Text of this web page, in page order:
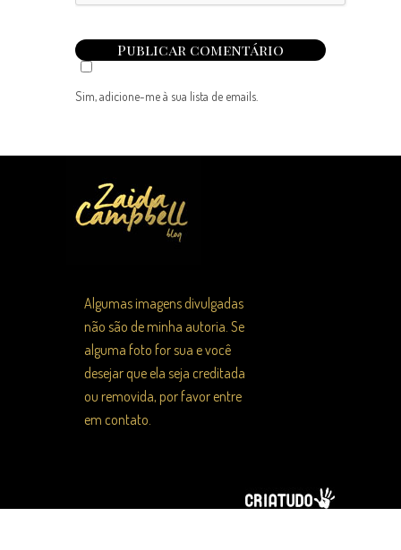
Sim, adicione-me à sua lista de emails.
Algumas imagens divulgadas
não são de minha autoria. Se
alguma foto for sua e você
desejar que ela seja creditada
ou removida, por favor entre
em contato.